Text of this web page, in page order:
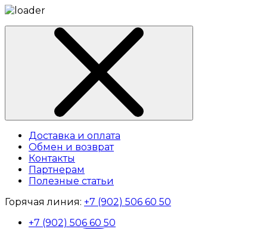
Доставка и оплата
Обмен и возврат
Контакты
Партнерам
Полезные статьи
Горячая линия: +7 (902) 506 60 50
+7 (902) 506 60 50